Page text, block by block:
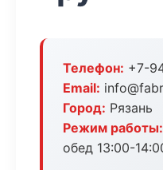
Телефон: +7-
Email:
Город: Рязань
Режим работы:
обед 13:00-